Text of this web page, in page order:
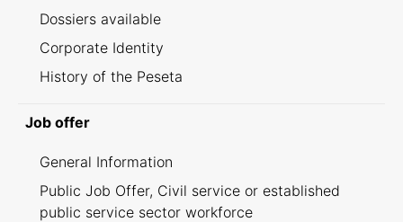
Dossiers available
Corporate Identity
History of the Peseta
Job offer
General Information
Public Job Offer, Civil service or established
public service sector workforce